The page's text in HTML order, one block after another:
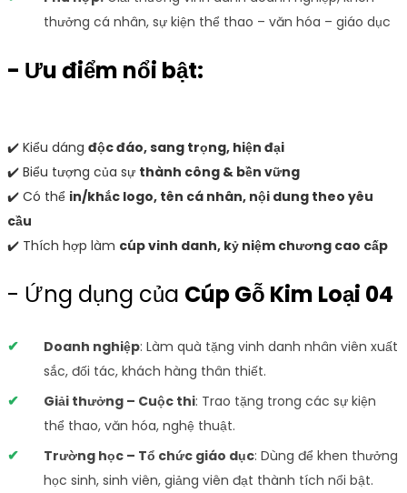
thưởng cá nhân, sự kiện thể thao – văn hóa – giáo dục
- Ưu điểm nổi bật:
✔️ Kiểu dáng độc đáo, sang trọng, hiện đại
✔️ Biểu tượng của sự thành công & bền vững
✔️ Có thể in/khắc logo, tên cá nhân, nội dung theo yêu
cầu
✔️ Thích hợp làm cúp vinh danh, kỷ niệm chương cao cấp
- Ứng dụng của Cúp Gỗ Kim Loại 04
Doanh nghiệp: Làm quà tặng vinh danh nhân viên xuất
sắc, đối tác, khách hàng thân thiết.
Giải thưởng – Cuộc thi: Trao tặng trong các sự kiện
thể thao, văn hóa, nghệ thuật.
Trường học – Tổ chức giáo dục: Dùng để khen thưởng
học sinh, sinh viên, giảng viên đạt thành tích nổi bật.